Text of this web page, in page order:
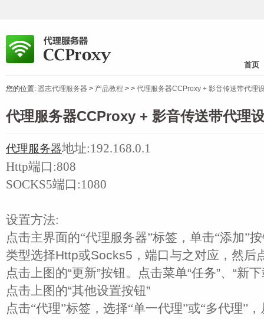
首页
您的位置: 遥志代理服务器 > 产品教程 > > 代理服务器CCProxy + 影音传送带代理
代理服务器CCProxy + 影音传送带代理
代理服务器地址:192.168.0.1
Http端口:808
SOCKS5端口:1080
设置方法:
点击主界面的“代理服务器”标签，单击“添加”
类型选择Http或Socks5，端口与之对应，然后
点击上图的“更新”按钮。点击菜单“任务”、“新
点击上图的“其他设置按钮”
点击“代理”标签，选择“单一代理”或“多代理”